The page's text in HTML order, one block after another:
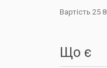
Вартість 25
Що є